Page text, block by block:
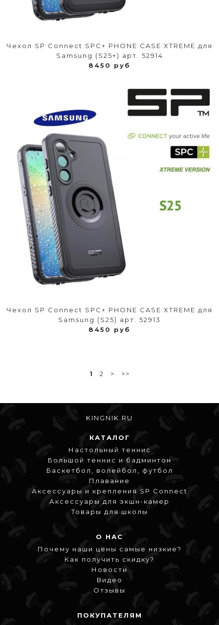
Чехол SP Connect SPC+ PHONE CASE XTREME для
Samsung (S25+) арт. 52914
8450 руб
Чехол SP Connect SPC+ PHONE CASE XTREME для
Samsung (S25) арт. 52913
8450 руб
1 2 > >>
KINGNIK.RU
КАТАЛОГ
Настольный теннис
Большой теннис и бадминтон
Баскетбол, волейбол, футбол
Плавание
Аксессуары и крепления SP Connect
Аксессуары для экшн-камер
Товары для школы
О НАС
Почему наши цены самые низкие?
Как получить скидку?
Новости
Видео
Отзывы
ПОКУПАТЕЛЯМ